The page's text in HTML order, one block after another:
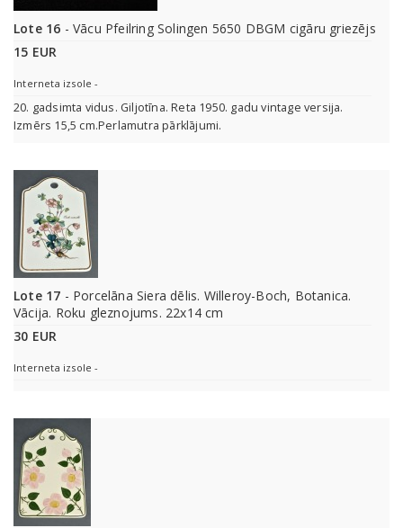
Lote 16 - Vācu Pfeilring Solingen 5650 DBGM cigāru griezējs
15 EUR
Interneta izsole -
20. gadsimta vidus. Giljotīna. Reta 1950. gadu vintage versija.
Izmērs 15,5 cm.Perlamutra pārklājumi.
Lote 17 - Porcelāna Siera dēlis. Willeroy-Boch, Botanica.
Vācija. Roku gleznojums. 22x14 cm
30 EUR
Interneta izsole -